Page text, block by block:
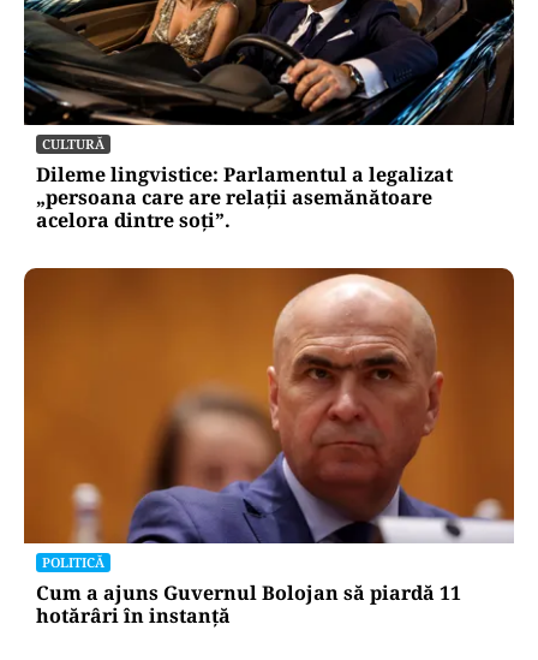
CULTURĂ
Dileme lingvistice: Parlamentul a legalizat
„persoana care are relații asemănătoare
acelora dintre soți”.
POLITICĂ
Cum a ajuns Guvernul Bolojan să piardă 11
hotărâri în instanță